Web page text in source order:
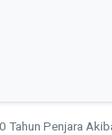
Tahun Penjara